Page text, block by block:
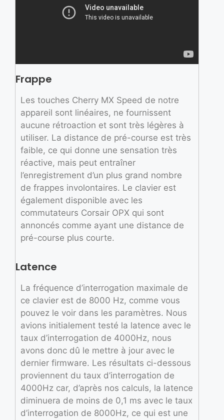
Frappe
Les touches Cherry MX Speed de notre
appareil sont linéaires, ne fournissent
aucune rétroaction et sont très légères à
utiliser. La distance de pré-course est très
faible, ce qui donne une sensation très
réactive, mais peut entraîner
l’enregistrement d’un plus grand nombre
de frappes involontaires. Le clavier est
également disponible avec les
commutateurs Corsair OPX qui sont
annoncés comme ayant une distance de
pré-course plus courte.
Latence
La fréquence d’interrogation maximale de
ce clavier est de 8000 Hz, comme vous
pouvez le voir dans les paramètres. Nous
avions initialement testé la latence avec le
taux d’interrogation de 4000Hz, nous
avons donc dû le mettre à jour avec le
dernier firmware. Les résultats ci-dessous
proviennent du taux d’interrogation de
4000Hz car, d’après nos calculs, la latence
diminuera de moins de 0,1 ms avec le taux
d’interrogation de 8000Hz, ce qui est une